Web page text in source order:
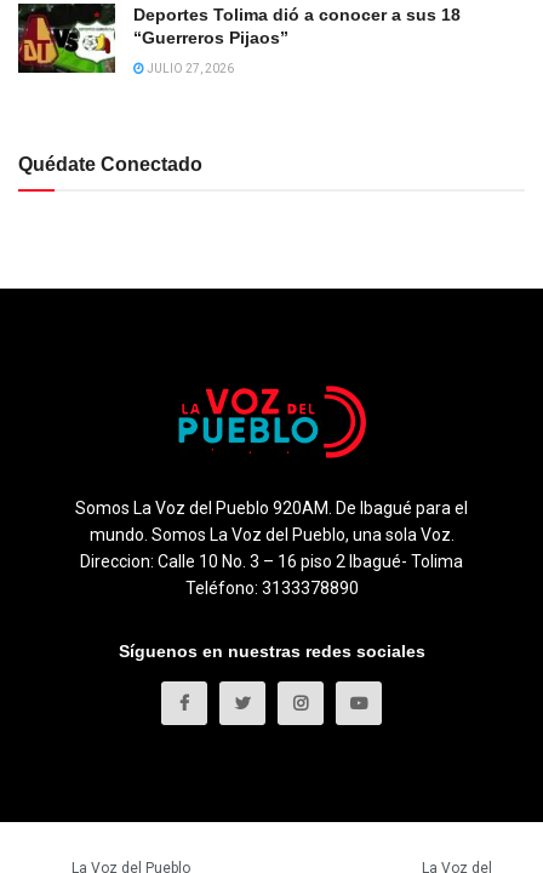
Deportes Tolima dió a conocer a sus 18
“Guerreros Pijaos”
JULIO 27, 2026
Quédate Conectado
Somos La Voz del Pueblo 920AM. De Ibagué para el
mundo. Somos La Voz del Pueblo, una sola Voz.
Direccion: Calle 10 No. 3 – 16 piso 2 Ibagué- Tolima
Teléfono: 3133378890
Síguenos en nuestras redes sociales
La Voz del Pueblo La Voz del